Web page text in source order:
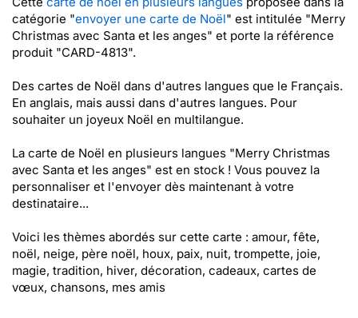
catégorie "envoyer une carte de Noël" est intitulée "Merry
Christmas avec Santa et les anges" et porte la référence
produit "CARD-4813".
Des cartes de Noël dans d'autres langues que le Français.
En anglais, mais aussi dans d'autres langues. Pour
souhaiter un joyeux Noël en multilangue.
La carte de Noël en plusieurs langues "Merry Christmas
avec Santa et les anges" est en stock ! Vous pouvez la
personnaliser et l'envoyer dès maintenant à votre
destinataire...
Voici les thèmes abordés sur cette carte : amour, fête,
noël, neige, père noël, houx, paix, nuit, trompette, joie,
magie, tradition, hiver, décoration, cadeaux, cartes de
vœux, chansons, mes amis